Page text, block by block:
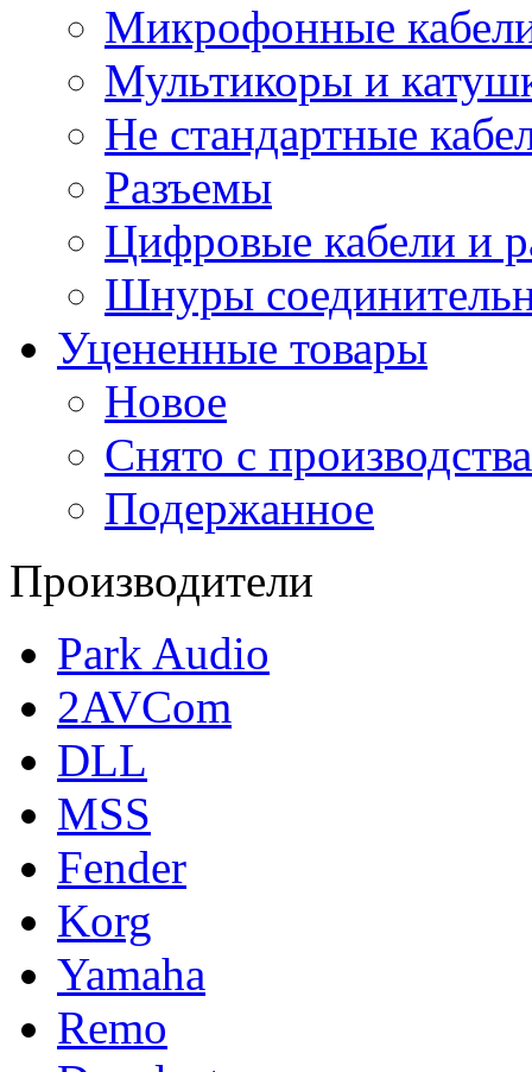
Микрофонные
Мультикоры и
Не стандартные
Разъемы
Цифровые кабели и
Шнуры
Уцененные товары
Новое
Снято с производства
Подержанное
Производители
Park Audio
2AVCom
DLL
MSS
Fender
Korg
Yamaha
Remo